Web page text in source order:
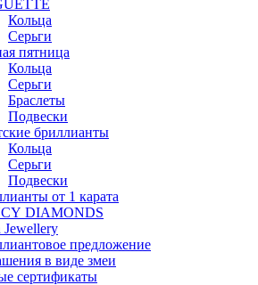
Кольца
Серьги
пятница
Кольца
Серьги
Браслеты
Подвески
бриллианты
Кольца
Серьги
Подвески
от 1 карата
DIAMONDS
Jewellery
предложение
в виде змеи
сертификаты